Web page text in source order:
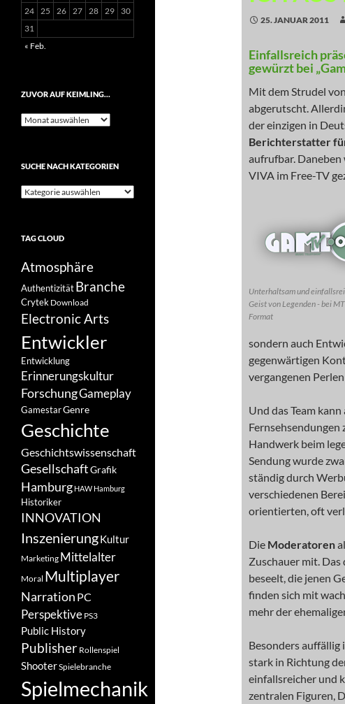
25. JANUAR 2011
Einfallsreich
gewürzt bei
Mit dem Strudel
abgerutscht.
der einzigen in
Berichterstatter
aufrufbar. Daneben
VIVA im Free-TV
Unterhaltsam und
Geist von Legenden - bei
Format
sondern auch
gegenwärtigen
vergangenen
Und das Team
Handwerk beim
Sendung wurde
ständig durch
verschiedenen
orientierten, oft
Die Moderatoren
Zuschauer mit.
beseelt, die jenen
finden sich mit
mehr der
Besonders auffällig
stark in Richtung
einfallsreicher und
zentralen Figuren,
24 25 26 27 28 29
30
31
« Feb.
ZUVOR AUF KEIMLING…
Zuvor
SUCHE NACH KATEGORIEN
Suche
TAG CLOUD
Atmosphäre
Authentizität Branche
Crytek Download
Electronic Arts
Entwickler
Entwicklung
Erinnerungskultur
ForschungGameplay
GamestarGenre
Geschichte
Geschichtswissenschaft
GesellschaftGrafik
Hamburg HAW Hamburg
Historiker
INNOVATION
InszenierungKultur
Marketing Mittelalter
Moral Multiplayer
Narration PC
Perspektive PS3
Public History
Publisher Rollenspiel
ShooterSpielebranche
Spielmechanik